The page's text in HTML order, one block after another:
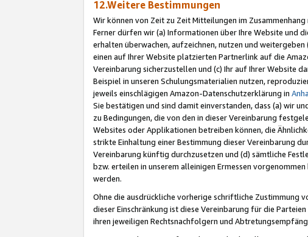
12.Weitere Bestimmungen
Wir können von Zeit zu Zeit Mitteilungen im
Ferner dürfen wir (a) Informationen über Ihre Website und
erhalten überwachen, aufzeichnen, nutzen und
einen auf Ihrer Website platzierten Partnerlink auf die
Vereinbarung sicherzustellen und (c) Ihr auf Ihrer Website
Beispiel in unseren Schulungsmaterialien nutzen,
jeweils einschlägigen Amazon-Datenschutzerklärung in
Sie bestätigen und sind damit einverstanden, dass (a) wir
zu Bedingungen, die von den in dieser Vereinbarung
Websites oder Applikationen betreiben können, die
strikte Einhaltung einer Bestimmung dieser Vereinbarung
Vereinbarung künftig durchzusetzen und (d) sämtliche
bzw. erteilen in unserem alleinigen Ermessen
werden.
Ohne die ausdrückliche vorherige schriftliche Zustimmung
dieser Einschränkung ist diese Vereinbarung für die
ihren jeweiligen Rechtsnachfolgern und